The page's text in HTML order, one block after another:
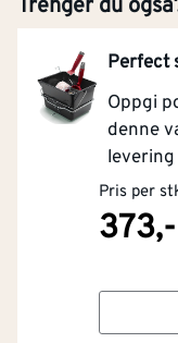
Trenger du
Perfect
Oppgi
denne
Pris per
373,-